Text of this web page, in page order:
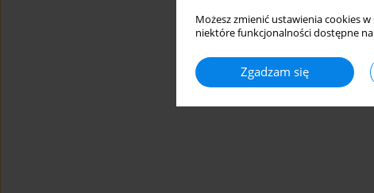
Możesz zmienić ustawienia cookies
niektóre funkcjonalności dostępne
Zgadzam się